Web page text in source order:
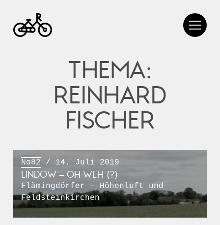
THEMA:
REINHARD
FISCHER
No82 / 14. Juli 2019
LINDOW – OH WEH (?)
Flämingdörfer – Höhenluft und
Feldsteinkirchen